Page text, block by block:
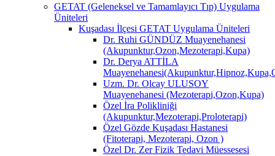
GETAT (Geleneksel ve Tamamlayıcı Tıp) Uygulama
Üniteleri
Kuşadası İlçesi GETAT Uygulama Üniteleri
Dr. Ruhi GÜNDÜZ Muayenehanesi
(Akupunktur,Ozon,Mezoterapi,Kupa)
Dr. Derya ATTİLA
Uzm. Dr. Olcay ULUSOY
Muayenehanesi (Mezoterapi,Ozon,Kupa)
Özel İra Polikliniği
(Akupunktur,Mezoterapi,Proloterapi)
Özel Gözde Kuşadası Hastanesi
(Fitoterapi, Mezoterapi, Ozon )
Özel Dr. Zer Fizik Tedavi Müessesesi